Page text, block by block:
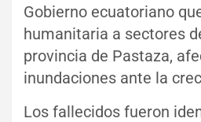
Gobierno ecuatoriano
humanitaria a sectores
provincia de Pastaza,
inundaciones ante la
Los fallecidos fueron